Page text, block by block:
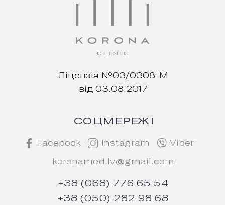
Ліцензія №03/0308-М
від 03.08.2017
СОЦМЕРЕЖІ
Facebook Instagram
Viber
koronamed.lv@gmail.com
+38 (068) 776 65 54
+38 (050) 282 98 68